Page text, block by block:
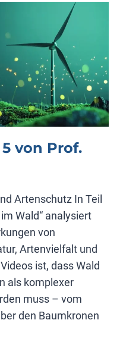
von Prof.
Artenschutz In Teil
Wald“ analysiert
von
Artenvielfalt und
ist, dass Wald
als komplexer
muss – vom
den Baumkronen